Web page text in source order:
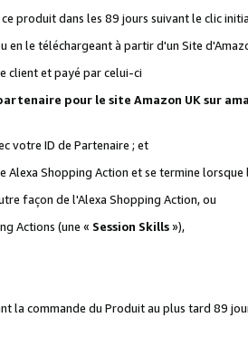
produit dans les 89 jours suivant le clic
le téléchargeant à partir d'un Site
client et payé par celui-ci
pour le site Amazon UK sur
votre ID de Partenaire ; et
Shopping Action et se termine lorsque
façon de l'Alexa Shopping Action, ou
Actions (une « Session Skills»),
la commande du Produit au plus tard 89